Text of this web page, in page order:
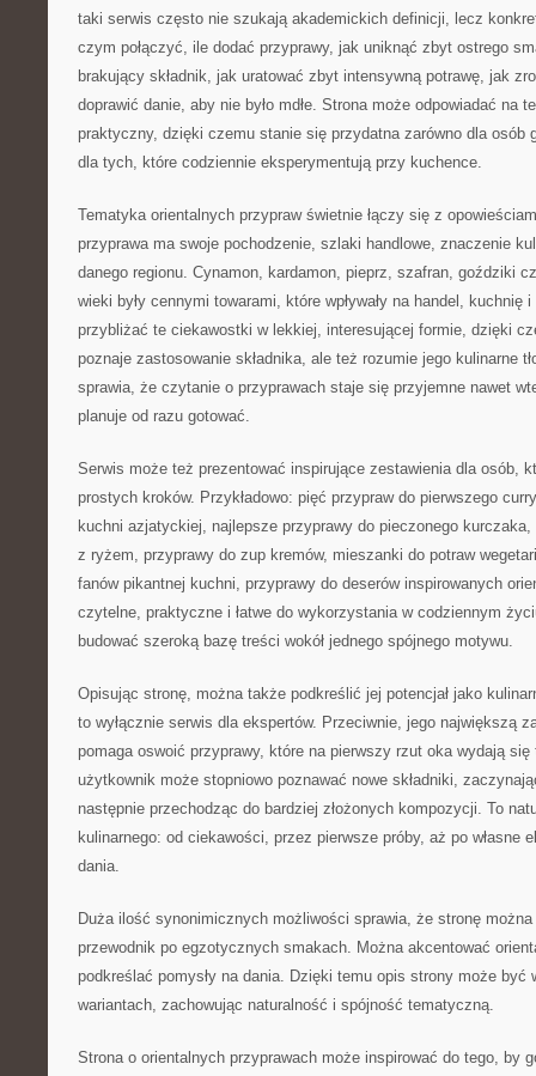
taki serwis często nie szukają akademickich definicji, lecz
czym połączyć, ile dodać przyprawy, jak uniknąć zbyt ostrego
brakujący składnik, jak uratować zbyt intensywną potrawę, jak
doprawić danie, aby nie było mdłe. Strona może odpowiadać na
praktyczny, dzięki czemu stanie się przydatna zarówno dla osób
dla tych, które codziennie eksperymentują przy kuchence.
Tematyka orientalnych przypraw świetnie łączy się z
przyprawa ma swoje pochodzenie, szlaki handlowe, znaczenie
danego regionu. Cynamon, kardamon, pieprz, szafran, goździki
wieki były cennymi towarami, które wpływały na handel, kuchnię
przybliżać te ciekawostki w lekkiej, interesującej formie, dzięki
poznaje zastosowanie składnika, ale też rozumie jego kulinarne
sprawia, że czytanie o przyprawach staje się przyjemne nawet
planuje od razu gotować.
Serwis może też prezentować inspirujące zestawienia dla osób,
prostych kroków. Przykładowo: pięć przypraw do pierwszego
kuchni azjatyckiej, najlepsze przyprawy do pieczonego
z ryżem, przyprawy do zup kremów, mieszanki do potraw
fanów pikantnej kuchni, przyprawy do deserów inspirowanych
czytelne, praktyczne i łatwe do wykorzystania w codziennym
budować szeroką bazę treści wokół jednego spójnego motywu.
Opisując stronę, można także podkreślić jej potencjał jako
to wyłącznie serwis dla ekspertów. Przeciwnie, jego największą
pomaga oswoić przyprawy, które na pierwszy rzut oka wydają
użytkownik może stopniowo poznawać nowe składniki,
następnie przechodząc do bardziej złożonych kompozycji. To
kulinarnego: od ciekawości, przez pierwsze próby, aż po własne
dania.
Duża ilość synonimicznych możliwości sprawia, że stronę
przewodnik po egzotycznych smakach. Można akcentować
podkreślać pomysły na dania. Dzięki temu opis strony może być
wariantach, zachowując naturalność i spójność tematyczną.
Strona o orientalnych przyprawach może inspirować do tego, by